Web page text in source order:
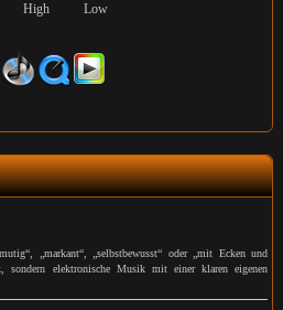
High Low
„markant“, „selbstbewusst“ oder „mit Ecken und
sondern elektronische Musik mit einer klaren eigenen